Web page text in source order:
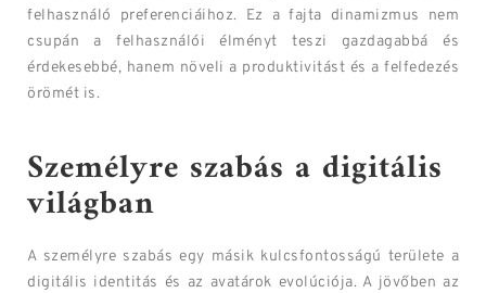
felhasználó preferenciáihoz. Ez a fajta dinamizmus nem
csupán a felhasználói élményt teszi gazdagabbá és
érdekesebbé, hanem növeli a produktivitást és a felfedezés
örömét is.
Személyre szabás a digitális
világban
A személyre szabás egy másik kulcsfontosságú területe a
digitális identitás és az avatárok evolúciója. A jövőben az